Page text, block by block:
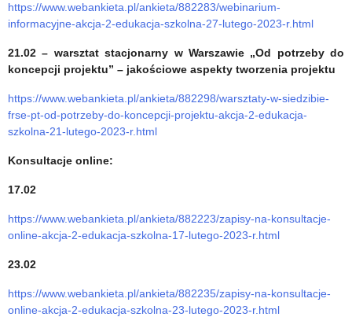
https://www.webankieta.pl/ankieta/882283/webinarium-
informacyjne-akcja-2-edukacja-szkolna-27-lutego-2023-r.html
21.02 – warsztat stacjonarny w Warszawie „Od potrzeby do
koncepcji projektu” – jakościowe aspekty tworzenia projektu
https://www.webankieta.pl/ankieta/882298/warsztaty-w-siedzibie-
frse-pt-od-potrzeby-do-koncepcji-projektu-akcja-2-edukacja-
szkolna-21-lutego-2023-r.html
Konsultacje online:
17.02
https://www.webankieta.pl/ankieta/882223/zapisy-na-konsultacje-
online-akcja-2-edukacja-szkolna-17-lutego-2023-r.html
23.02
https://www.webankieta.pl/ankieta/882235/zapisy-na-konsultacje-
online-akcja-2-edukacja-szkolna-23-lutego-2023-r.html